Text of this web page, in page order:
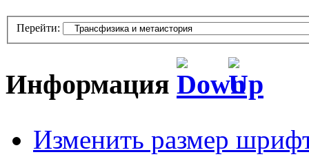
Перейти:
Информация
Кто сейчас на форуме
Изменить размер